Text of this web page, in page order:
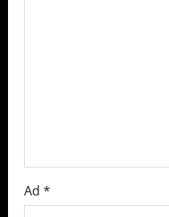
Ad *